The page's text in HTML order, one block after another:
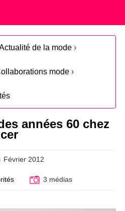
de la mode ›
mode ›
années 60 chez
Février 2012
3 médias